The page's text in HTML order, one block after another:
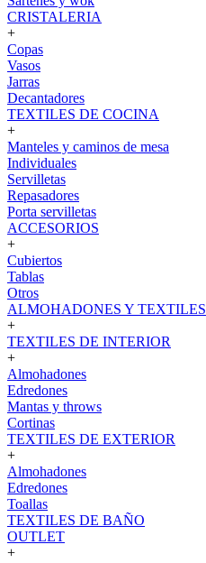
CRISTALERIA
+
Copas
Vasos
Jarras
Decantadores
TEXTILES DE COCINA
+
Manteles y caminos de mesa
Individuales
Servilletas
Repasadores
Porta servilletas
ACCESORIOS
+
Cubiertos
Tablas
Otros
ALMOHADONES Y TEXTILES
+
TEXTILES DE INTERIOR
+
Almohadones
Edredones
Mantas y throws
Cortinas
TEXTILES DE EXTERIOR
+
Almohadones
Edredones
Toallas
TEXTILES DE BAÑO
OUTLET
+